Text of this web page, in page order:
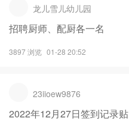
龙儿雪儿幼儿园
招聘厨师、配厨各一名
3897 浏览 01-28 20:52
23iioew9876
2022年12月27日签到记录贴